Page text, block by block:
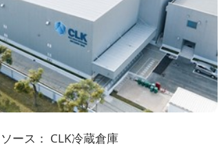
ソース： CLK冷蔵倉庫